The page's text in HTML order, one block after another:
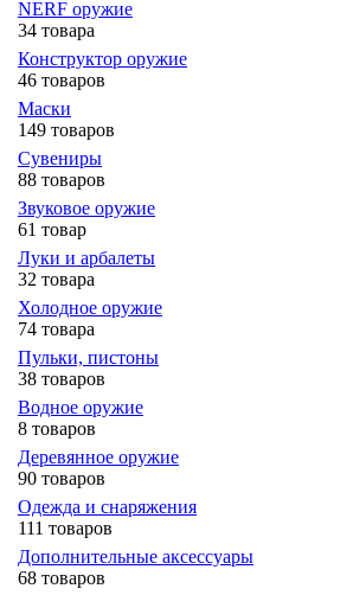
NERF оружие
34 товара
Конструктор оружие
46 товаров
Маски
149 товаров
Сувениры
88 товаров
Звуковое оружие
61 товар
Луки и арбалеты
32 товара
Холодное оружие
74 товара
Пульки, пистоны
38 товаров
Водное оружие
8 товаров
Деревянное оружие
90 товаров
Одежда и снаряжения
111 товаров
Дополнительные аксессуары
68 товаров